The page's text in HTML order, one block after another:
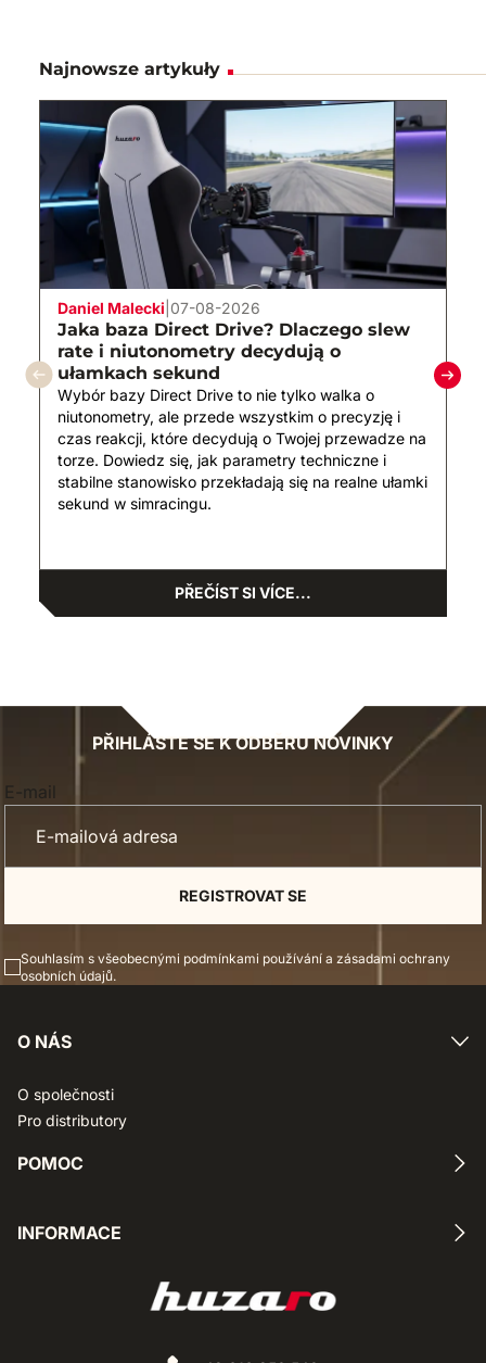
Najnowsze artykuły
Daniel Malecki 07-08-2026
Jaka baza Direct Drive? Dlaczego slew
rate i niutonometry decydują o
ułamkach sekund
Wybór bazy Direct Drive to nie tylko walka o
niutonometry, ale przede wszystkim o precyzję i
czas reakcji, które decydują o Twojej przewadze na
torze. Dowiedz się, jak parametry techniczne i
stabilne stanowisko przekładają się na realne ułamki
sekund w simracingu.
PŘEČÍST SI VÍCE...
PŘIHLÁSTE SE K ODBĚRU NOVINKY
E-mail
REGISTROVAT SE
Souhlasím s všeobecnými podmínkami používání a zásadami ochrany
osobních údajů.
O NÁS
O společnosti
Pro distributory
POMOC
Vrácení zboží
INFORMACE
Způsoby platby a doručení